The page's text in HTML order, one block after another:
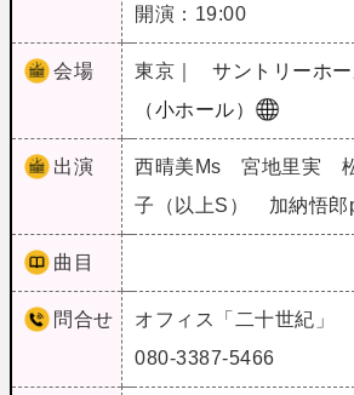
開演：19:00
会場 東京｜
サントリーホ
（小ホール）
出演
西晴美Ms 宮地里実
子（以上S） 加納悟郎
曲目
問合せ
オフィス「二十世紀」
080-3387-5466